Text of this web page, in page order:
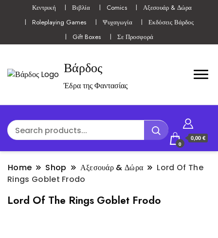
Κεντρική Βιβλία Comics
Αξεσουάρ & Δώρα
Roleplaying Games
Ψυχαγωγία
Εκδόσεις Βάρδος
Gift Boxes
Σε Προσφορά
Βάρδος
Έδρα της Φαντασίας
0
0,00 €
Home Shop Αξεσουάρ & Δώρα
Lord Of The
Rings Goblet Frodo
Lord Of The Rings Goblet Frodo